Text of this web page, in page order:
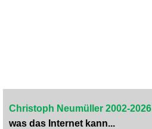
Christoph Neumüller 2002-2026
was das Internet kann...